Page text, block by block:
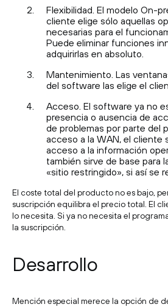
Flexibilidad. El modelo On-
cliente elige sólo aquellas
necesarias para el
Puede eliminar funciones
adquirirlas en absoluto.
Mantenimiento. Las
del software las elige el
Acceso. El software ya no
presencia o ausencia de
de problemas por parte del
acceso a la WAN, el cliente
acceso a la información
también sirve de base para
«sitio restringido», si así se
El coste total del producto no es bajo,
suscripción equilibra el precio total. El
lo necesita. Si ya no necesita el
la suscripción.
Desarrollo
Mención especial merece la opción de